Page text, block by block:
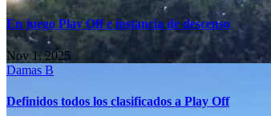
En juego Play Off e instancia de descenso
Nov 1, 2025
Damas B
Definidos todos los clasificados a Play Off